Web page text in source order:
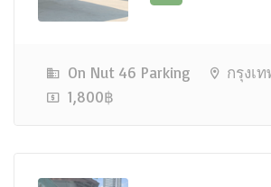
On Nut 46 Parking
กรุงเ
1,800฿